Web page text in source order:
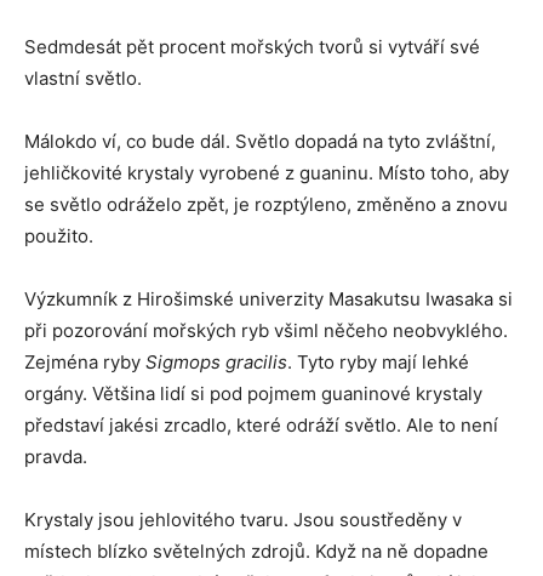
Sedmdesát pět procent mořských tvorů si vytváří své
vlastní světlo.
Málokdo ví, co bude dál. Světlo dopadá na tyto zvláštní,
jehličkovité krystaly vyrobené z guaninu. Místo toho, aby
se světlo odráželo zpět, je rozptýleno, změněno a znovu
použito.
Výzkumník z Hirošimské univerzity Masakutsu Iwasaka si
při pozorování mořských ryb všiml něčeho neobvyklého.
Zejména ryby Sigmops gracilis. Tyto ryby mají lehké
orgány. Většina lidí si pod pojmem guaninové krystaly
představí jakési zrcadlo, které odráží světlo. Ale to není
pravda.
Krystaly jsou jehlovitého tvaru. Jsou soustředěny v
místech blízko světelných zdrojů. Když na ně dopadne